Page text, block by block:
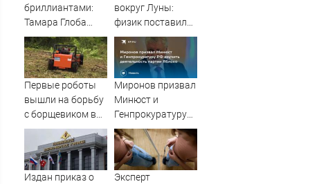
бриллиантами:
Тамара Глоба
назвала три
знака Зодиака,
которых накроет
волной удачи с 7
вокруг Луны:
физик поставил
под сомнение
снимки NASA
Первые роботы
вышли на борьбу
с борщевиком в
Ленобласти
Миронов призвал
Минюст и
Генпрокуратуру
РФ изучить
деятельность
партии Яблоко
Издан приказ о
Эксперт